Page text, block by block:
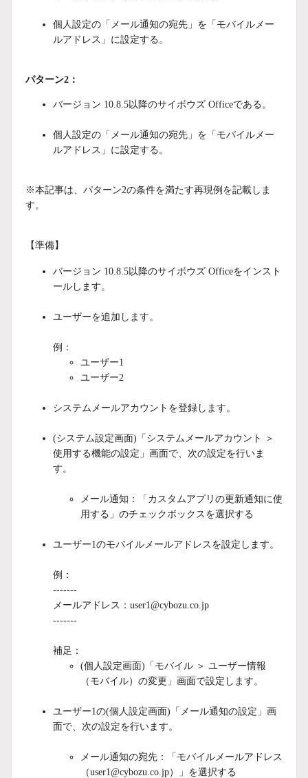
個人設定の「メール通知の宛先」を「モバイルメー
ルアドレス」に設定する。
パターン2：
バージョン 10.8.5以降のサイボウズ Officeである。
個人設定の「メール通知の宛先」を「モバイルメー
ルアドレス」に設定する。
※本記事は、パターン2の条件を満たす再現例を記載しま
す。
【準備】
バージョン 10.8.5以降のサイボウズ Officeをインスト
ールします。
ユーザーを追加します。
例：
ユーザー1
ユーザー2
システムメールアカウントを登録します。
(システム設定画面)「システムメールアカウント ＞
使用する機能の設定」画面で、次の設定を行いま
す。
メール通知：「カスタムアプリの更新通知に使
用する」のチェックボックスを選択する
ユーザー1のモバイルメールアドレスを設定します。
例：
-------
メールアドレス：user1@cybozu.co.jp
-------
補足：
(個人設定画面)「モバイル ＞ ユーザー情報
（モバイル）の変更」画面で設定します。
ユーザー1の(個人設定画面)「メール通知の設定」画
面で、次の設定を行います。
メール通知の宛先：「モバイルメールアドレス
（user1@cybozu.co.jp）」を選択する